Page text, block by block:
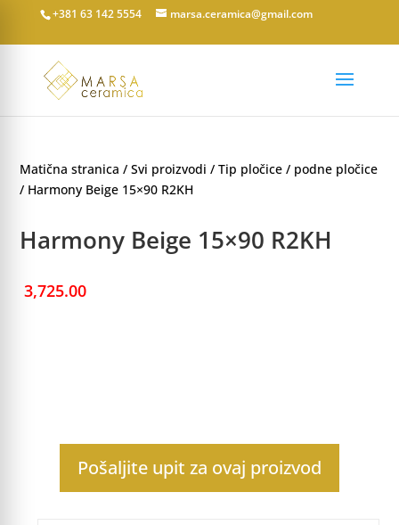
+381 63 142 5554 marsa.ceramica@gmail.com
Matična stranica /Svi proizvodi /Tip pločice / podne pločice
/ Harmony Beige 15×90 R2KH
Harmony Beige 15×90 R2KH
3,725.00
Pošaljite upit za ovaj proizvod